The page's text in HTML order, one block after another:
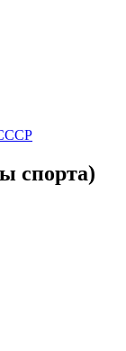
спорта)